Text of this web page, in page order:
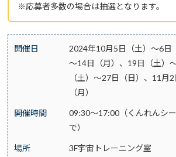
※応募者多数の場合は抽選となります。
開催日
2024年10月5日（土）～6日
～14日（月）、19日（土）
（土）～27日（日）、11月
（月）
開催時間
09:30～17:00（くんれんシ
で）
場所 3F宇宙トレーニング室